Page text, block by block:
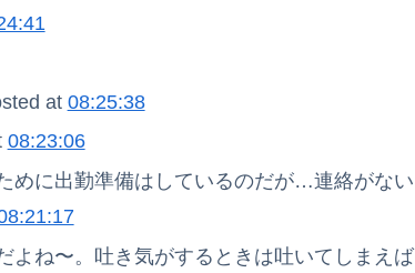
at 08:25:38
08:23:06
めに出勤準備はしているのだが…連絡がない
よね〜。吐き気がするときは吐いてしまえば